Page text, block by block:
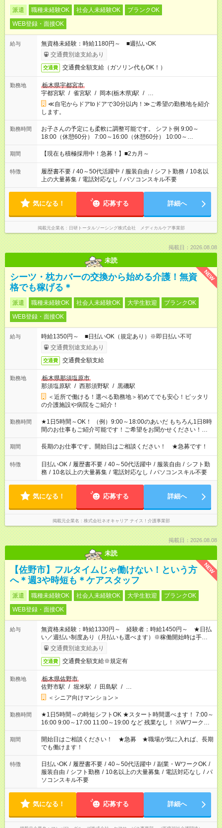
派遣 職種未経験OK 社会人未経験OK
ブランクOK
WEB登録・面接OK
給与
無資格未経験：時給1180円～ ■週払いOK
交通費別途支給あり
交通費 交通費全額支給（ガソリン代もOK！）
勤務地
栃木県宇都宮市
宇都宮駅 / 雀宮駅 / 岡本(栃木県)駅 / …
≪自宅からドアtoドアで30分以内！≫ご希望の勤務地を紹介
します。
勤務時間
お子さんの予定にも柔軟に調整可能です。 シフト例 9:00～
18:00（休憩60分） 7:00～16:00（休憩60分） 10:00～
19:00（休憩60分） ※Wワーク希望の方へ 今ご覧のお仕事で希
望する勤務時間と、もう1つのお仕事の勤務時間の合計が 週40
期間 【現在も積極採用中！急募！】■2カ月～
特徴 履歴書不要 / 40～50代活躍中 / 服装自由 / シフト勤務 / 10名以
上の大量募集 / 電話対応なし / パソコンスキル不要
気になる！ 応募する 詳細へ
掲載元企業名 日研トータルソーシング株式会社 メディカルケア事業部
掲載日：2026.08.08
未読
NEW
シーツ・枕カバーの交換から始める介護！無資
格でも稼げる＊
派遣 職種未経験OK 社会人未経験OK 大学生歓迎
ブランクOK
WEB登録・面接OK
給与
時給1350円～ ■日払いOK（規定あり）※即日払い不可
交通費別途支給あり
交通費 交通費全額支給
勤務地
栃木県那須塩原市
那須塩原駅 / 西那須野駅 / 黒磯駅
＜近所で働ける！選べる勤務地＞初めてでも安心！ピッタリ
の介護施設や病院をご紹介！
勤務時間
★1日5時間～OK！ （例）9:00～18:00のあいだ もちろん1日8時
間のお仕事もご紹介可能です！ご希望をお聞かせください！★家
庭の都合でお休みが必要な場合も遠慮なくご相談ください。 ※
週最低15時間以上の勤務が必要です
期間 長期のお仕事です。開始日はご相談ください！ ★急募です！
特徴 日払いOK / 履歴書不要 / 40～50代活躍中 / 服装自由 / シフト勤
務 / 10名以上の大量募集 / 電話対応なし / パソコンスキル不要
気になる！ 応募する 詳細へ
掲載元企業名 株式会社ネオキャリア ナイス！介護事業部
掲載日：2026.08.08
未読
NEW
【佐野市】フルタイムじゃ働けない！という方
へ＊週3や時短も＊ケアスタッフ
派遣 職種未経験OK 社会人未経験OK 大学生歓迎
ブランクOK
WEB登録・面接OK
給与
無資格未経験：時給1330円～ 経験者：時給1450円～ ★日払
い／週払い制度あり（月払いも選べます）※稼働開始時は手続き
完了次第のお支払いとなります。
交通費別途支給あり
交通費 交通費全額支給※規定有
勤務地
栃木県佐野市
佐野市駅 / 堀米駅 / 田島駅 / …
＜シニア向けマンション＞
勤務時間
★1日5時間～の時短シフトOK ★スタート時間選べます！ 7:00～
16:00 9:00～17:00 11:00～19:00 など 残業なし！ ※Wワークの
場合、他のお仕事と合わせ週40時間超の就業はご案内できませ
ん ※法令に基づき、週20時間以上勤務は社会保険への加入対象
となります ※労働者派遣法（日雇い派遣の原則禁止）により、
短時間・短期間の就業はご案内が難しい場合があります
期間
開始日はご相談ください！ ★急募 ★職場が気に入れば、長期
でも働けます！
特徴 日払いOK / 履歴書不要 / 40～50代活躍中 / 副業・WワークOK /
服装自由 / シフト勤務 / 10名以上の大量募集 / 電話対応なし / パ
ソコンスキル不要
気になる！ 応募する 詳細へ